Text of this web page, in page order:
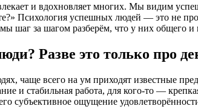
и вдохновляет многих. Мы видим
Психология успешных людей — это не
шаг за шагом разберём, что у них общего
Разве это только про
чаще всего на ум приходят известные
и стабильная работа, для кого-то —
субъективное ощущение